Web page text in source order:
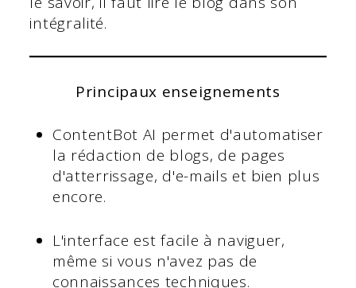
intégralité.
Principaux enseignements
ContentBot AI permet d'automatiser
la rédaction de blogs, de pages
d'atterrissage, d'e-mails et bien plus
encore.
L'interface est facile à naviguer,
même si vous n'avez pas de
connaissances techniques.